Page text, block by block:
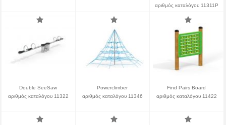
αριθμός καταλόγου 11311P
Double SeeSaw
αριθμός καταλόγου 11322
Powerclimber
αριθμός καταλόγου 11346
Find Pairs Board
αριθμός καταλόγου 11422